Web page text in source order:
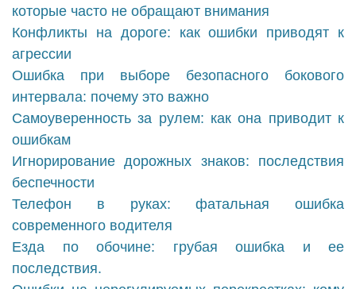
которые часто не обращают внимания
Конфликты на дороге: как ошибки приводят к
агрессии
Ошибка при выборе безопасного бокового
интервала: почему это важно
Самоуверенность за рулем: как она приводит к
ошибкам
Игнорирование дорожных знаков: последствия
беспечности
Телефон в руках: фатальная ошибка
современного водителя
Езда по обочине: грубая ошибка и ее
последствия.